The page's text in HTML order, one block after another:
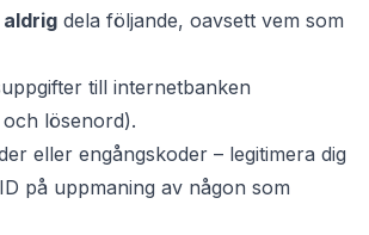
aldrig dela följande, oavsett vem som
till internetbanken
lösenord).
eller engångskoder – legitimera dig
på uppmaning av någon som